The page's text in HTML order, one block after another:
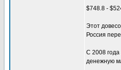
$748.8 -
Этот
Россия
С 2008
денежную